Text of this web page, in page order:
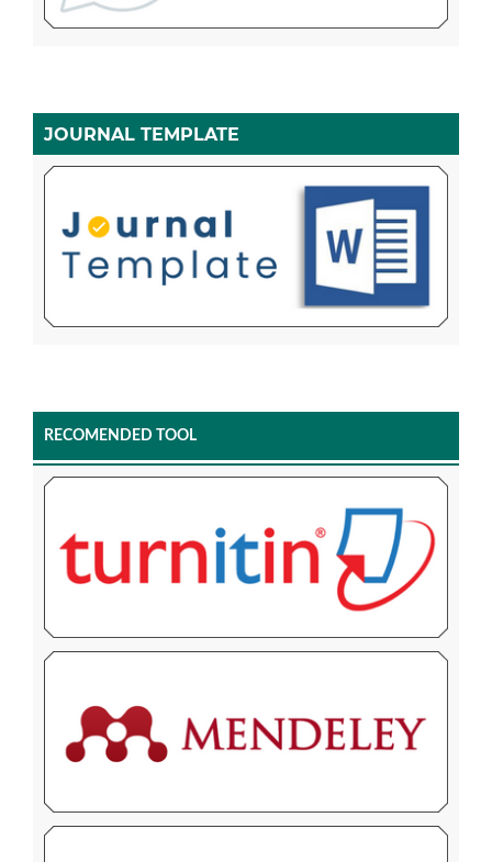
JOURNAL TEMPLATE
RECOMENDED TOOL